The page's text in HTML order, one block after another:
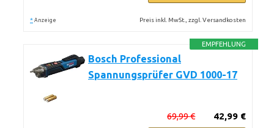
* Anzeige Preis inkl. MwSt., zzgl. Versandkosten
EMPFEHLUNG
Bosch Professional
Spannungsprüfer GVD 1000-17
42,99 €
69,99 €